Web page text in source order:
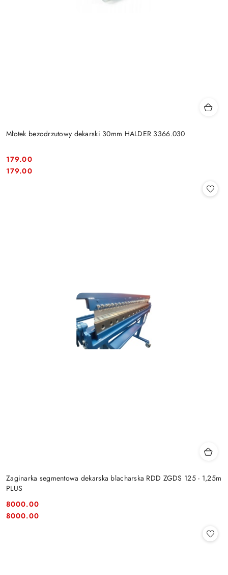
Młotek bezodrzutowy dekarski 30mm HALDER 3366.030
Cena:
179.00
Cena:
179.00
Zaginarka segmentowa dekarska blacharska RDD ZGDS 125 - 1,25m
PLUS
Cena:
8000.00
Cena:
8000.00